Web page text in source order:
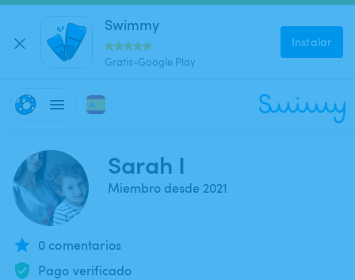
Swimmy
Gratis-Google Play
Instalar
Sarah I
Miembro desde 2021
0 comentarios
Pago verificado